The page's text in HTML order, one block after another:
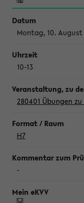
Montag, 10. August
10-13
280401 Übungen
H7
-